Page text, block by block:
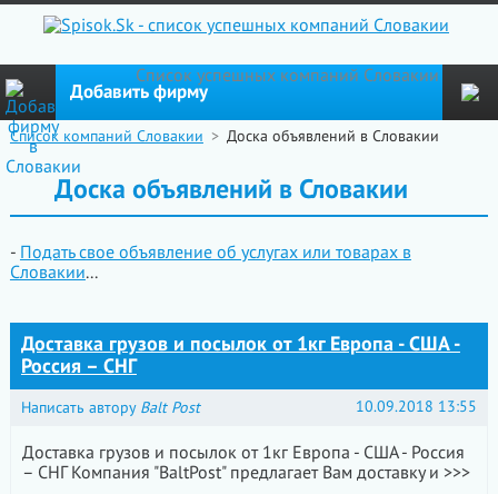
Cписок успешных компаний Словакии
Добавить фирму
Список компаний Словакии > Доска объявлений в Словакии
Доска объявлений в Словакии
- Подать свое объявление об услугах или товарах в
Словакии...
Доставка грузов и посылок от 1кг Европа - США -
Россия – СНГ
Написать автору Balt Post 10.09.2018 13:55
Доставка грузов и посылок от 1кг Европа - США - Россия
– СНГ Компания "BaltPost" предлагает Вам доставку и >>>